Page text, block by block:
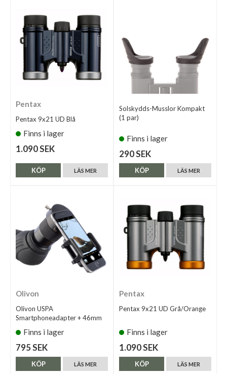
Pentax
Pentax 9x21 UD Blå
Finns i lager
1.090 SEK
LÄS MER
KÖP
Solskydds-Musslor Kompakt
(1 par)
Finns i lager
290 SEK
LÄS MER
KÖP
Olivon
Olivon USPA
Smartphoneadapter + 46mm
Finns i lager
795 SEK
LÄS MER
KÖP
Pentax
Pentax 9x21 UD Grå/Orange
Finns i lager
1.090 SEK
LÄS MER
KÖP